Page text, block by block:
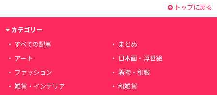
トップに戻る
カテゴリー
すべての記事
まとめ
アート
日本画・浮世絵
ファッション
着物・和服
雑貨・インテリア
和雑貨